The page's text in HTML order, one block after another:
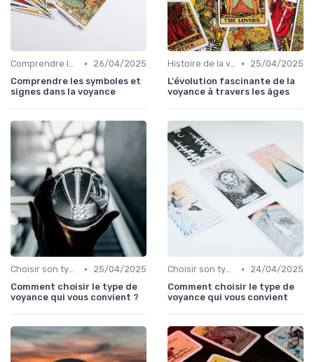
Comprendre les symboles et signes •
26/04/2025
Comprendre les symboles et
signes dans la voyance
Histoire de la voyance •
25/04/2025
L'évolution fascinante de la
voyance à travers les âges
Choisir son type de voyance •
25/04/2025
Comment choisir le type de
voyance qui vous convient ?
Choisir son type de voyance •
24/04/2025
Comment choisir le type de
voyance qui vous convient